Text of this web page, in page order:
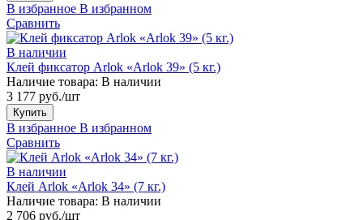
В избранное В избранном
Сравнить
В наличии
Клей фиксатор Arlok «Arlok 39» (5 кг.)
Наличие товара: В наличии
3 177 руб./шт
Купить
В избранное В избранном
Сравнить
В наличии
Клей Arlok «Arlok 34» (7 кг.)
Наличие товара: В наличии
2 706 руб./шт